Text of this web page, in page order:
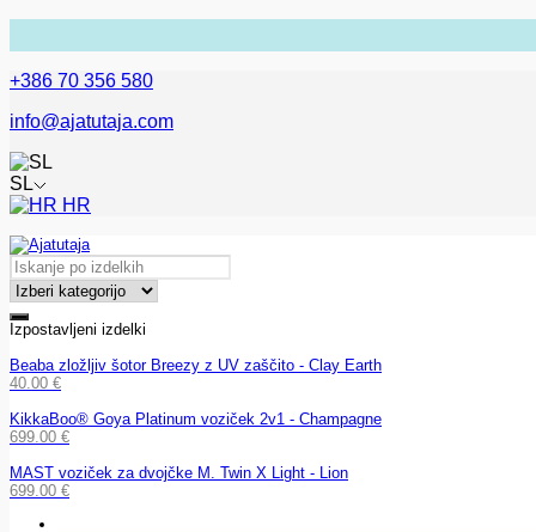
+386 70 356 580
info@ajatutaja.com
SL
HR
Izpostavljeni izdelki
Beaba zložljiv šotor Breezy z UV zaščito - Clay Earth
40.00 €
KikkaBoo® Goya Platinum voziček 2v1 - Champagne
699.00 €
MAST voziček za dvojčke M. Twin X Light - Lion
699.00 €